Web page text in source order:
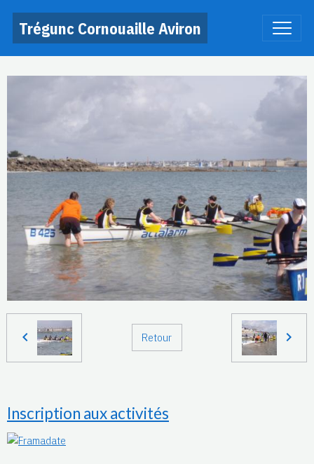
Trégunc Cornouaille Aviron
Retour
Inscription aux activités